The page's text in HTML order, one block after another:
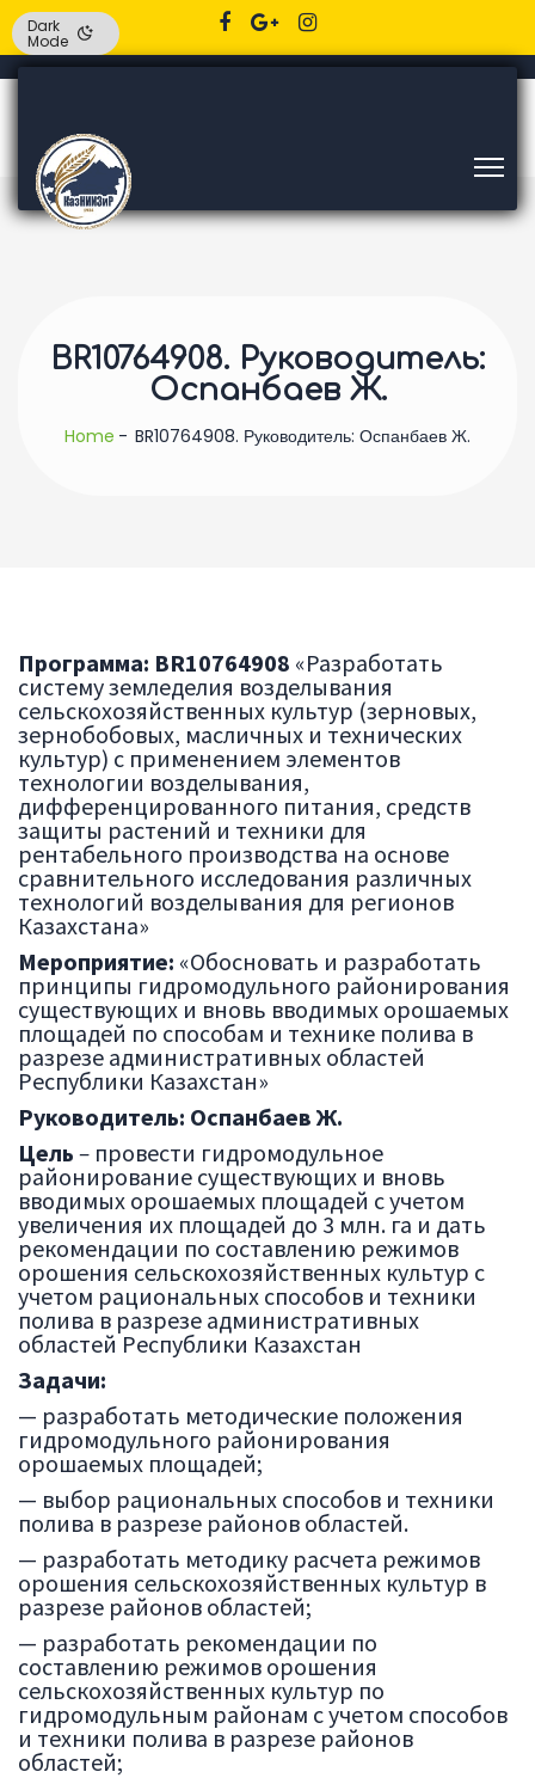
BR10764908. Руководитель:
Оспанбаев Ж.
Home BR10764908. Руководитель: Оспанбаев Ж.
Программа: BR10764908 «Разработать
систему земледелия возделывания
сельскохозяйственных культур (зерновых,
зернобобовых, масличных и технических
культур) с применением элементов
технологии возделывания,
дифференцированного питания, средств
защиты растений и техники для
рентабельного производства на основе
сравнительного исследования различных
технологий возделывания для регионов
Казахстана»
Мероприятие: «Обосновать и разработать
принципы гидромодульного районирования
существующих и вновь вводимых орошаемых
площадей по способам и технике полива в
разрезе административных областей
Республики Казахстан»
Руководитель: Оспанбаев Ж.
Цель – провести гидромодульное
районирование существующих и вновь
вводимых орошаемых площадей с учетом
увеличения их площадей до 3 млн. га и дать
рекомендации по составлению режимов
орошения сельскохозяйственных культур с
учетом рациональных способов и техники
полива в разрезе административных
областей Республики Казахстан
Задачи:
— разработать методические положения
гидромодульного районирования
орошаемых площадей;
— выбор рациональных способов и техники
полива в разрезе районов областей.
— разработать методику расчета режимов
орошения сельскохозяйственных культур в
разрезе районов областей;
— разработать рекомендации по
составлению режимов орошения
сельскохозяйственных культур по
гидромодульным районам с учетом способов
и техники полива в разрезе районов
областей;
Dark
Mode